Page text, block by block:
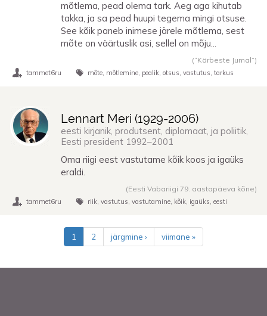
mõtlema, pead olema tark. Aeg aga kihutab
takka, ja sa pead huupi tegema mingi otsuse.
See kõik paneb inimese järele mõtlema, sest
mõte on väärtuslik asi, sellel on mõju...
(“Kärbeste Jumal”)
tammet6ru mõte mõtlemine pealik otsus vastutus tarkus
Lennart Meri (1929-2006)
eesti kirjanik, produtsent, diplomaat, ja poliitik,
Eesti president 1992–2001
Oma riigi eest vastutame kõik koos ja igaüks
eraldi.
(Eesti Vabariigi 79. aastapäeva kõne)
tammet6ru riik vastutus vastutamine kõik igaüks eesti
1 2 järgmine › viimane »